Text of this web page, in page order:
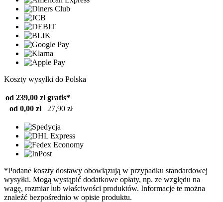
Koszty wysyłki do Polska
od 239,00 zł gratis*
od 0,00 zł
27,90 zł
*Podane koszty dostawy obowiązują w przypadku standardowej
wysyłki. Mogą wystąpić dodatkowe opłaty, np. ze względu na
wagę, rozmiar lub właściwości produktów. Informacje te można
znaleźć bezpośrednio w opisie produktu.